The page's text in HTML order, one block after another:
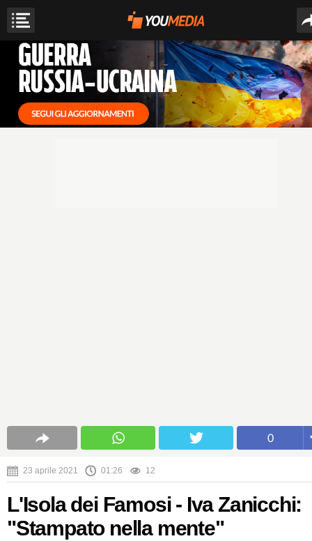
0
23 aprile 2021 01:26 12
L'Isola dei Famosi - Iva Zanicchi:
"Stampato nella mente"